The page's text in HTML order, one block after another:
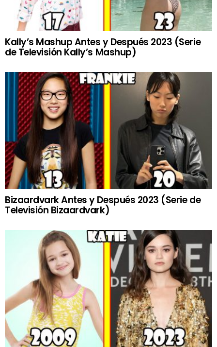
Kally’s Mashup Antes y Después 2023 (Serie
de Televisión Kally’s Mashup)
Bizaardvark Antes y Después 2023 (Serie de
Televisión Bizaardvark)